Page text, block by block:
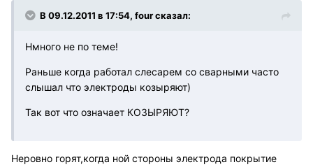
В 09.12.2011 в 17:54, four сказал:
Нмного не по теме!
Раньше когда работал слесарем со сварными часто
слышал что электроды козыряют)
Так вот что означает КОЗЫРЯЮТ?
Неровно горят,когда ной стороны электрода покрытие